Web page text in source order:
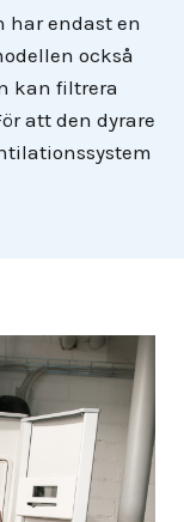
har endast en
också
kan filtrera
att den dyrare